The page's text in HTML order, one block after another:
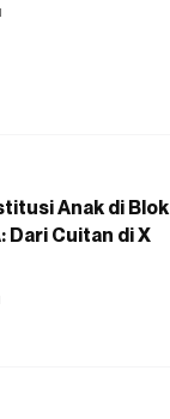
Anak di Blok
Dari Cuitan di X